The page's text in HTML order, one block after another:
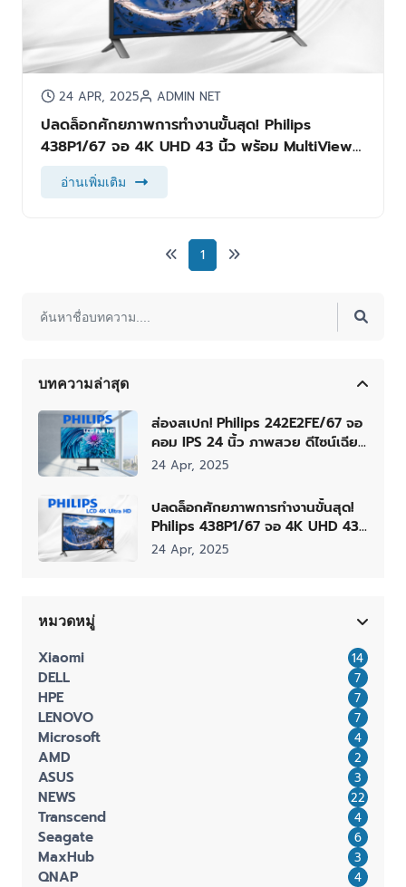
24 APR, 2025 ADMIN NET
ปลดล็อกศักยภาพการทำงานขั้นสุด! Philips
438P1/67 จอ 4K UHD 43 นิ้ว พร้อม MultiView
เพื่อประสิทธิภาพเหนือระดับ
อ่านเพิ่มเติม
1
บทความล่าสุด
ส่องสเปก! Philips 242E2FE/67 จอ
คอม IPS 24 นิ้ว ภาพสวย ดีไซน์เฉียบ
ทำไมถึงเป็นตัวเลือกที่ไม่ควรมอง
24 Apr, 2025
ปลดล็อกศักยภาพการทำงานขั้นสุด!
Philips 438P1/67 จอ 4K UHD 43
นิ้ว พร้อม MultiView เพื่อ
24 Apr, 2025
หมวดหมู่
Xiaomi 14
DELL 7
HPE 7
LENOVO 7
Microsoft 4
AMD 2
ASUS 3
NEWS 22
Transcend 4
Seagate 6
MaxHub 3
QNAP 4